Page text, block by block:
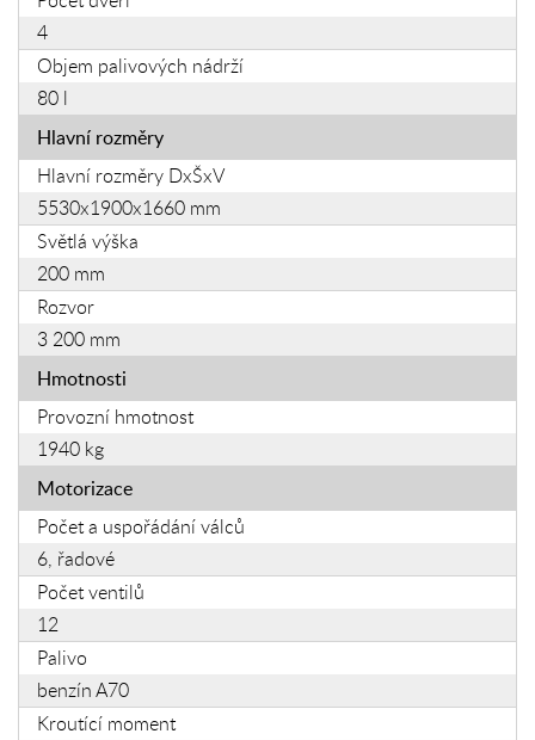
4
Objem palivových nádrží
80 l
Hlavní rozměry
Hlavní rozměry DxŠxV
5530x1900x1660 mm
Světlá výška
200 mm
Rozvor
3 200 mm
Hmotnosti
Provozní hmotnost
1940 kg
Motorizace
Počet a uspořádání válců
6, řadové
Počet ventilů
12
Palivo
benzín A70
Kroutící moment